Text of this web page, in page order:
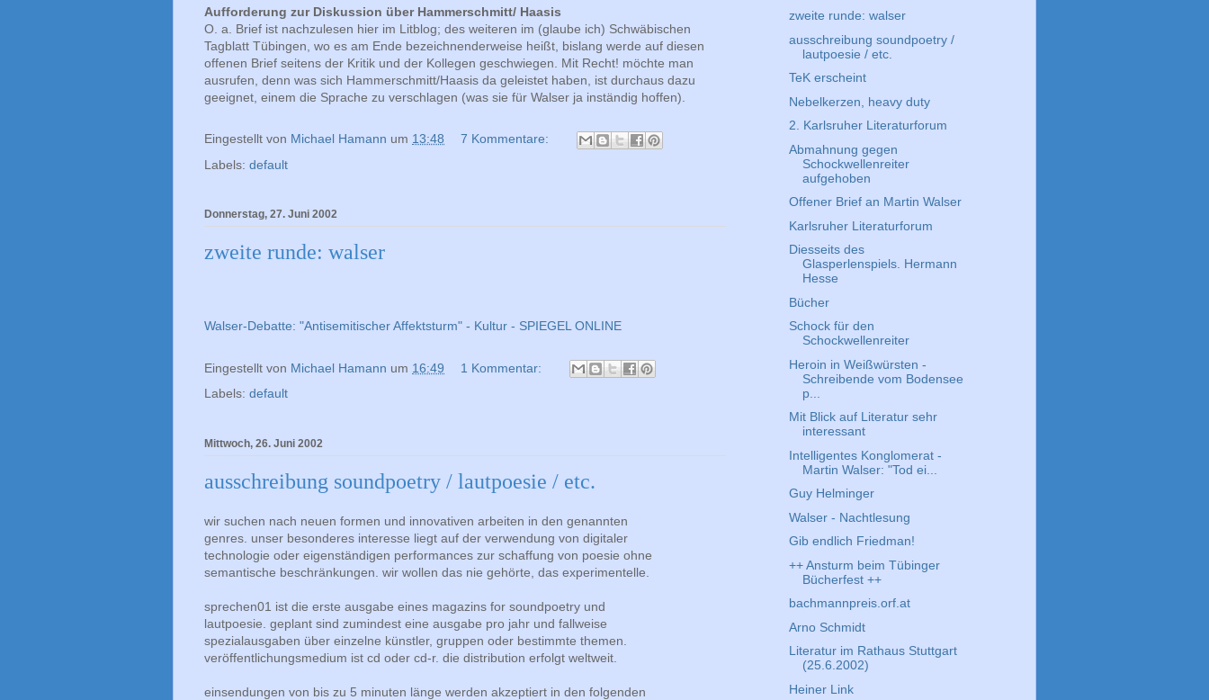
Aufforderung zur Diskussion über Hammerschmitt/ Haasis
O. a. Brief ist nachzulesen hier im Litblog; des weiteren im (glaube ich) Schwäbischen
Tagblatt Tübingen, wo es am Ende bezeichnenderweise heißt, bislang werde auf diesen
offenen Brief seitens der Kritik und der Kollegen geschwiegen. Mit Recht! möchte man
ausrufen, denn was sich Hammerschmitt/Haasis da geleistet haben, ist durchaus dazu
geeignet, einem die Sprache zu verschlagen (was sie für Walser ja inständig hoffen).
Eingestellt von Michael Hamann um 13:48
7 Kommentare:
Labels: default
Donnerstag, 27. Juni 2002
zweite runde: walser
Walser-Debatte: "Antisemitischer Affektsturm" - Kultur - SPIEGEL ONLINE
Eingestellt von Michael Hamann um 16:49
1 Kommentar:
Labels: default
Mittwoch, 26. Juni 2002
ausschreibung soundpoetry / lautpoesie / etc.
wir suchen nach neuen formen und innovativen arbeiten in den genannten
genres. unser besonderes interesse liegt auf der verwendung von digitaler
technologie oder eigenständigen performances zur schaffung von poesie ohne
semantische beschränkungen. wir wollen das nie gehörte, das experimentelle.
sprechen01 ist die erste ausgabe eines magazins for soundpoetry und
lautpoesie. geplant sind zumindest eine ausgabe pro jahr und fallweise
spezialausgaben über einzelne künstler, gruppen oder bestimmte themen.
veröffentlichungsmedium ist cd oder cd-r. die distribution erfolgt weltweit.
einsendungen von bis zu 5 minuten länge werden akzeptiert in den folgenden
zweite runde: walser
ausschreibung soundpoetry /
lautpoesie / etc.
TeK erscheint
Nebelkerzen, heavy duty
2. Karlsruher Literaturforum
Abmahnung gegen
Schockwellenreiter
aufgehoben
Offener Brief an Martin Walser
Karlsruher Literaturforum
Diesseits des
Glasperlenspiels. Hermann
Hesse
Bücher
Schock für den
Schockwellenreiter
Heroin in Weißwürsten -
Schreibende vom Bodensee
p...
Mit Blick auf Literatur sehr
interessant
Intelligentes Konglomerat -
Martin Walser: "Tod ei...
Guy Helminger
Walser - Nachtlesung
Gib endlich Friedman!
++ Ansturm beim Tübinger
Bücherfest ++
bachmannpreis.orf.at
Arno Schmidt
Literatur im Rathaus Stuttgart
(25.6.2002)
Heiner Link